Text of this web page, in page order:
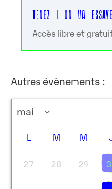
VENEZ ! ON VA
Accès libre et
Autres évènements :
L M M
27 28 29